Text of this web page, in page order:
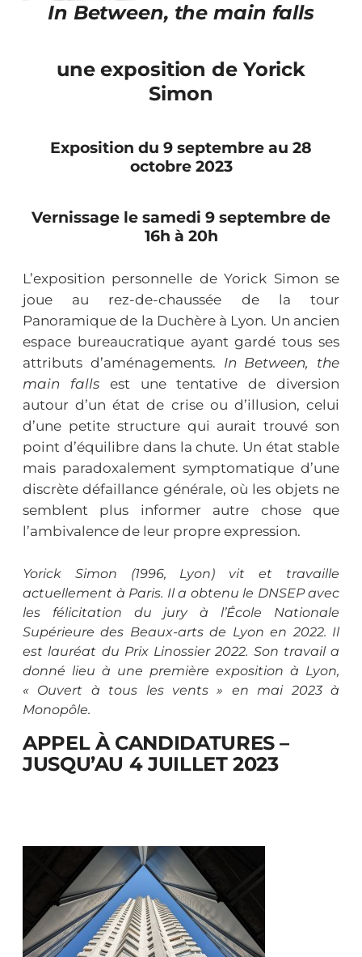
In Between, the main falls
une exposition de Yorick
Simon
Exposition du 9 septembre au 28
octobre 2023
Vernissage le samedi 9 septembre de
16h à 20h
L’exposition personnelle de Yorick Simon se
joue au rez-de-chaussée de la tour
Panoramique de la Duchère à Lyon. Un ancien
espace bureaucratique ayant gardé tous ses
attributs d’aménagements. In Between, the
main fallsest une tentative de diversion
autour d’un état de crise ou d’illusion, celui
d’une petite structure qui aurait trouvé son
point d’équilibre dans la chute. Un état stable
mais paradoxalement symptomatique d’une
discrète défaillance générale, où les objets ne
semblent plus informer autre chose que
l’ambivalence de leur propre expression.
Yorick Simon (1996, Lyon) vit et travaille
actuellement à Paris. Il a obtenu le DNSEP avec
les félicitation du jury à l’École Nationale
Supérieure des Beaux-arts de Lyon en 2022. Il
est lauréat du Prix Linossier 2022. Son travail a
donné lieu à une première exposition à Lyon,
« Ouvert à tous les vents » en mai 2023 à
Monopôle.
APPEL À CANDIDATURES –
JUSQU’AU 4 JUILLET 2023